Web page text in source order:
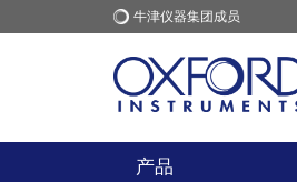
牛津仪器集团成员
牛津仪器
产品